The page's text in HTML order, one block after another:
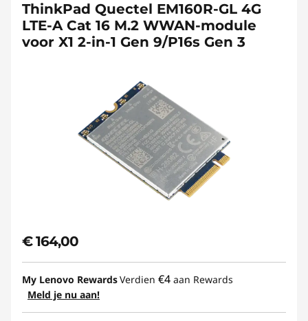
ThinkPad Quectel EM160R-GL 4G
LTE-A Cat 16 M.2 WWAN-module
voor X1 2-in-1 Gen 9/P16s Gen 3
€ 164,00
My Lenovo RewardsVerdien €4 aan Rewards
Meld je nu aan!